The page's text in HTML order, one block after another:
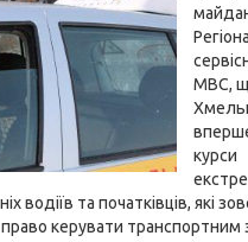
МВС,
курси
водіїв та початківців, які
керувати транспортним